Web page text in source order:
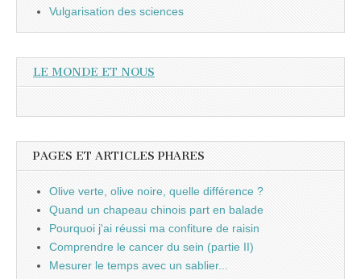
Vulgarisation des sciences
LE MONDE ET NOUS
PAGES ET ARTICLES PHARES
Olive verte, olive noire, quelle différence ?
Quand un chapeau chinois part en balade
Pourquoi j'ai réussi ma confiture de raisin
Comprendre le cancer du sein (partie II)
Mesurer le temps avec un sablier...